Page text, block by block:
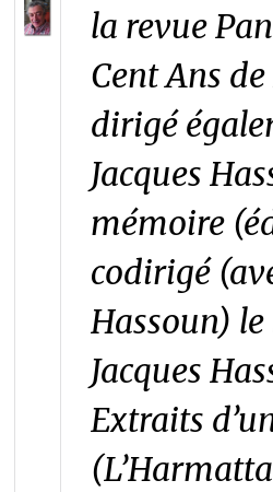
la revue
Cent Ans
dirigé
Jacques
mémoire
codirigé
Hassoun)
Jacques
Extraits